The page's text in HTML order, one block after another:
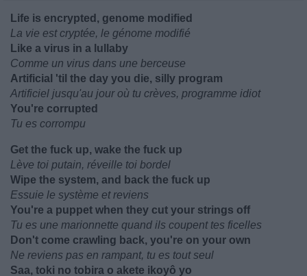
Life is encrypted, genome modified
La vie est cryptée, le génome modifié
Like a virus in a lullaby
Comme un virus dans une berceuse
Artificial 'til the day you die, silly program
Artificiel jusqu'au jour où tu crèves, programme idiot
You're corrupted
Tu es corrompu
Get the fuck up, wake the fuck up
Lève toi putain, réveille toi bordel
Wipe the system, and back the fuck up
Essuie le système et reviens
You're a puppet when they cut your strings off
Tu es une marionnette quand ils coupent tes ficelles
Don't come crawling back, you're on your own
Ne reviens pas en rampant, tu es tout seul
Saa, toki no tobira o akete ikoyô yo